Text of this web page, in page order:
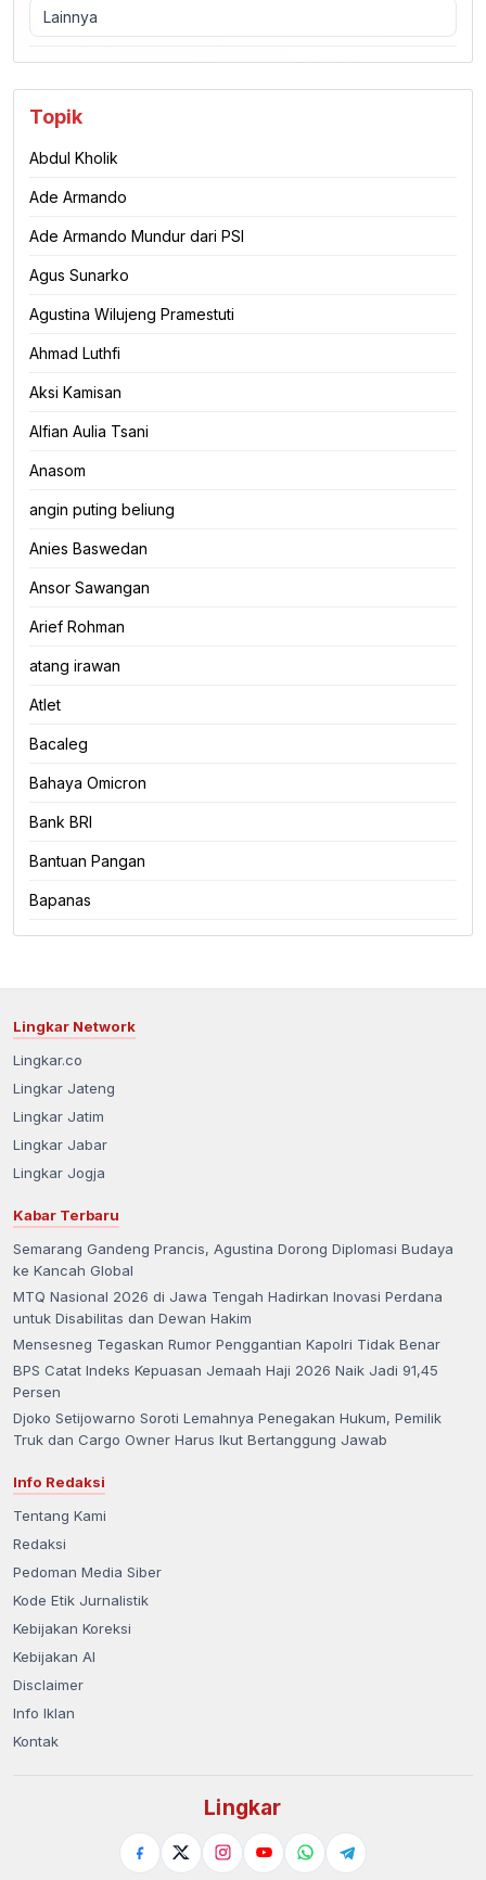
Lainnya
Topik
Abdul Kholik
Ade Armando
Ade Armando Mundur dari PSI
Agus Sunarko
Agustina Wilujeng Pramestuti
Ahmad Luthfi
Aksi Kamisan
Alfian Aulia Tsani
Anasom
angin puting beliung
Anies Baswedan
Ansor Sawangan
Arief Rohman
atang irawan
Atlet
Bacaleg
Bahaya Omicron
Bank BRI
Bantuan Pangan
Bapanas
Lingkar Network
Lingkar.co
Lingkar Jateng
Lingkar Jatim
Lingkar Jabar
Lingkar Jogja
Kabar Terbaru
Semarang Gandeng Prancis, Agustina Dorong Diplomasi Budaya
ke Kancah Global
MTQ Nasional 2026 di Jawa Tengah Hadirkan Inovasi Perdana
untuk Disabilitas dan Dewan Hakim
Mensesneg Tegaskan Rumor Penggantian Kapolri Tidak Benar
BPS Catat Indeks Kepuasan Jemaah Haji 2026 Naik Jadi 91,45
Persen
Djoko Setijowarno Soroti Lemahnya Penegakan Hukum, Pemilik
Truk dan Cargo Owner Harus Ikut Bertanggung Jawab
Info Redaksi
Tentang Kami
Redaksi
Pedoman Media Siber
Kode Etik Jurnalistik
Kebijakan Koreksi
Kebijakan AI
Disclaimer
Info Iklan
Kontak
Lingkar